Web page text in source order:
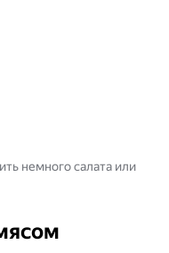
немного салата или